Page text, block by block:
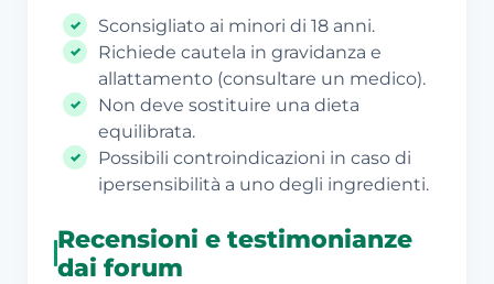
Sconsigliato ai minori di 18 anni.
Richiede cautela in gravidanza e
allattamento (consultare un medico).
Non deve sostituire una dieta
equilibrata.
Possibili controindicazioni in caso di
ipersensibilità a uno degli ingredienti.
Recensioni e testimonianze
dai forum